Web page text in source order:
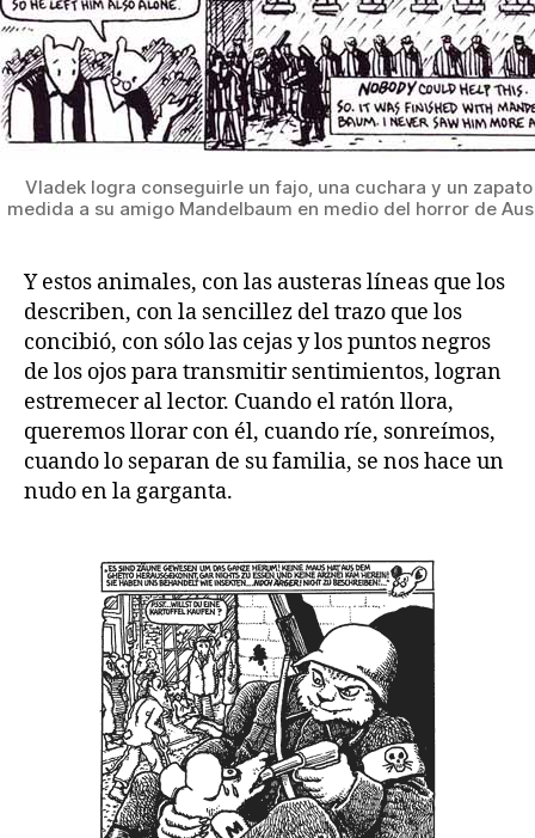
Vladek logra conseguirle un fajo, una cuchara y un zapato
medida a su amigo Mandelbaum en medio del horror de
Y estos animales, con las austeras líneas que los
describen, con la sencillez del trazo que los
concibió, con sólo las cejas y los puntos negros
de los ojos para transmitir sentimientos, logran
estremecer al lector. Cuando el ratón llora,
queremos llorar con él, cuando ríe, sonreímos,
cuando lo separan de su familia, se nos hace un
nudo en la garganta.